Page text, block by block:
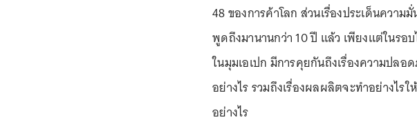
48 ของการค้าโลก ส่วนเรื่องประเด็นควา
พูดถึงมานานกว่า 10 ปี แล้ว เพียงแต่ในร
ในมุมเอเปก มีการคุยกันถึงเรื่องความปล
อย่างไร รวมถึงเรื่องผลผลิตจะทำอย่างไร
อย่างไร